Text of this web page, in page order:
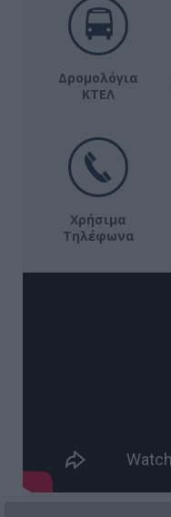
Δρομολόγια
ΚΤΕΛ
Χρήσιμα
Τηλέφωνα